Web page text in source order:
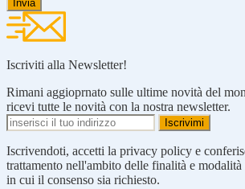
Iscriviti alla Newsletter!
Rimani aggioprnato sulle ultime novità del
ricevi tutte le novità con la nostra newsletter.
Iscrivendoti, accetti la privacy policy e
trattamento nell'ambito delle finalità e
in cui il consenso sia richiesto.